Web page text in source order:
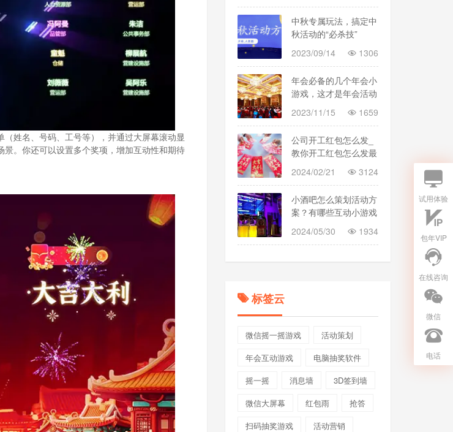
姓名、号码、工号等），并通过大屏幕滚动显
。你还可以设置多个奖项，增加互动性和期待
中秋专属玩法，搞定中
秋活动的“必杀技”
2023/09/14
1306
年会必备的几个年会小
游戏，这才是年会活动
该有的热闹
2023/11/15 1659
公司开工红包怎么发_
教你开工红包怎么发最
2024/02/21 3124
小酒吧怎么策划活动方
案？有哪些互动小游戏
2024/05/30
1934
标签云
微信摇一摇游戏
活动策划
年会互动游戏
电脑抽奖软件
摇一摇
消息墙
3D签到墙
微信大屏幕
红包雨
抢答
扫码抽奖游戏
活动营销
试用体验
包年VIP
在线咨询
微信
电话